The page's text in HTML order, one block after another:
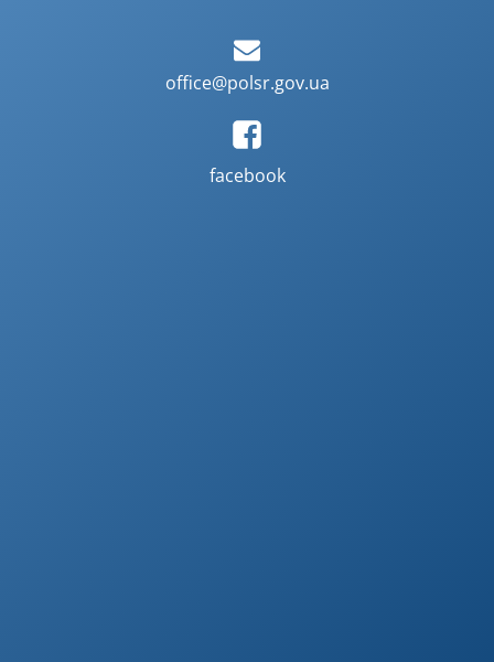
office@polsr.gov.ua
facebook